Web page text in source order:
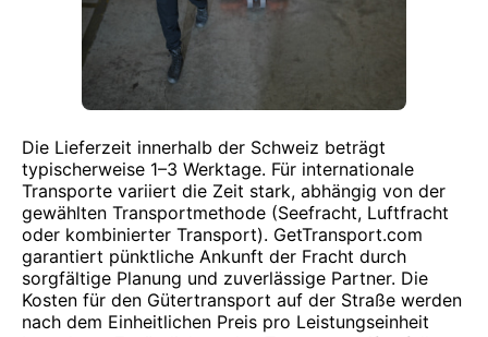
Die Lieferzeit innerhalb der Schweiz beträgt
typischerweise 1–3 Werktage. Für internationale
Transporte variiert die Zeit stark, abhängig von der
gewählten Transportmethode (Seefracht, Luftfracht
oder kombinierter Transport). GetTransport.com
garantiert pünktliche Ankunft der Fracht durch
sorgfältige Planung und zuverlässige Partner. Die
Kosten für den Gütertransport auf der Straße werden
nach dem Einheitlichen Preis pro Leistungseinheit